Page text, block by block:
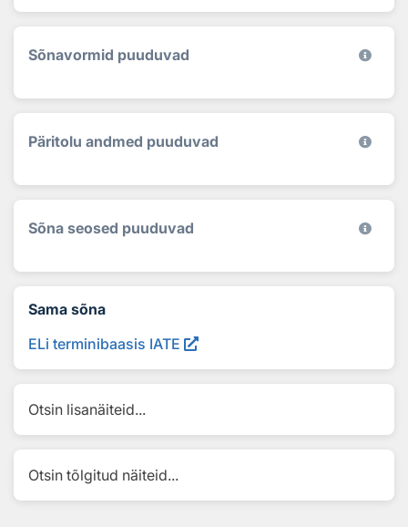
Sõnavormid puuduvad
Päritolu andmed puuduvad
Sõna seosed puuduvad
Sama sõna
ELi terminibaasis IATE
Otsin lisanäiteid...
Otsin tõlgitud näiteid...